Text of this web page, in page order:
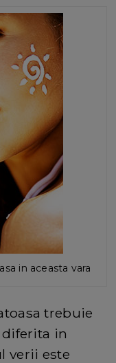
in aceasta vara
trebuie
diferita in
verii este